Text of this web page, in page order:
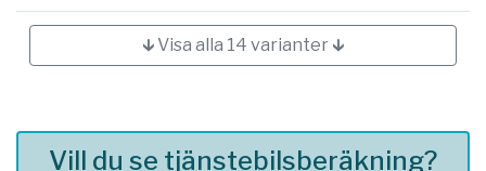
🡳 Visa alla 14 varianter 🡳
Vill du se tjänstebilsberäkning?